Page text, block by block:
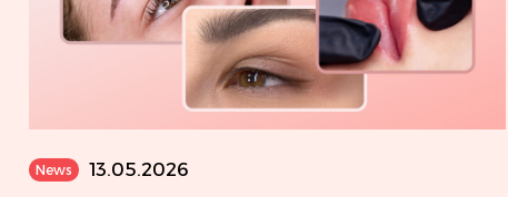
News 13.05.2026